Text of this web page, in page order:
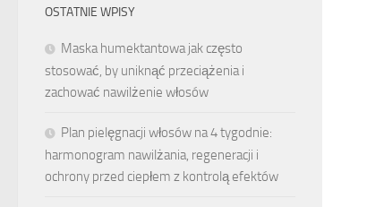
OSTATNIE WPISY
Maska humektantowa jak często
stosować, by uniknąć przeciążenia i
zachować nawilżenie włosów
Plan pielęgnacji włosów na 4 tygodnie:
harmonogram nawilżania, regeneracji i
ochrony przed ciepłem z kontrolą efektów